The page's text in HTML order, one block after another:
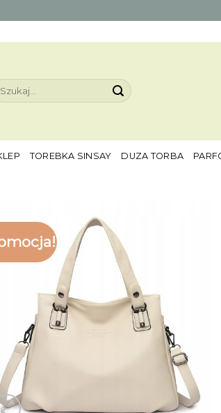
TOREBKA SINSAY DUZA TORBA